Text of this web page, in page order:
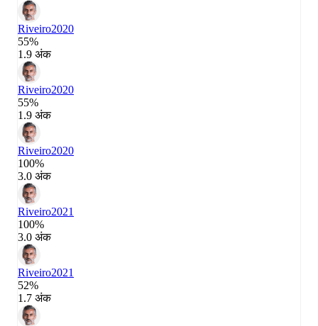
Riveiro2020
55%
1.9 अंक
Riveiro2020
55%
1.9 अंक
Riveiro2020
100%
3.0 अंक
Riveiro2021
100%
3.0 अंक
Riveiro2021
52%
1.7 अंक